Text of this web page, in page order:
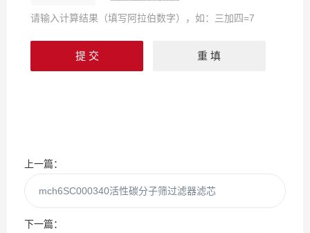
请输入计算结果（填写阿拉伯数字），如：三加四=7
上一篇：
mch6SC000340活性碳分子筛过滤器滤芯
下一篇：